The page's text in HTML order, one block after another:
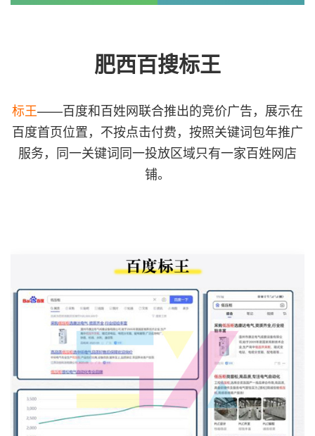
肥西百搜标王
标王——百度和百姓网联合推出的竞价广告，展示在
百度首页位置，不按点击付费，按照关键词包年推广
服务，同一关键词同一投放区域只有一家百姓网店
铺。